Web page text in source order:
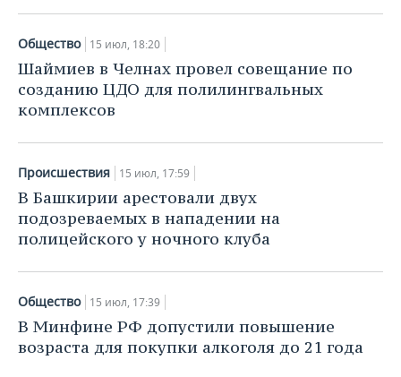
Общество 15 июл, 18:20
Шаймиев в Челнах провел совещание по
созданию ЦДО для полилингвальных
комплексов
Происшествия 15 июл, 17:59
В Башкирии арестовали двух
подозреваемых в нападении на
полицейского у ночного клуба
Общество 15 июл, 17:39
В Минфине РФ допустили повышение
возраста для покупки алкоголя до 21 года